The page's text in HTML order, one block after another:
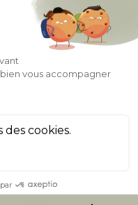
Appelez-nous Au
050 92 00 74